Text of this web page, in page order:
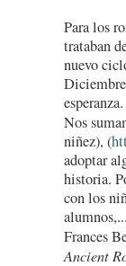
Para los
trataban
nuevo
esperanza.
Nos
niñez), (
adoptar
historia.
con los
Frances
Ancient